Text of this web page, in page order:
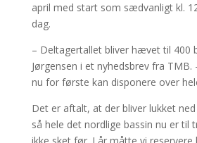
april med start som sædvanligt kl.
dag.
– Deltagertallet bliver hævet til 400
Jørgensen i et nyhedsbrev fra TMB.
nu for første kan disponere over
Det er aftalt, at der bliver lukket
så hele det nordlige bassin nu er til